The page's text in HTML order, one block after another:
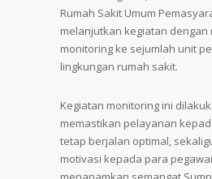
Rumah Sakit Umum
melanjutkan kegiatan dengan
monitoring ke sejumlah unit
lingkungan rumah sakit.
Kegiatan monitoring ini
memastikan pelayanan
tetap berjalan optimal,
motivasi kepada para